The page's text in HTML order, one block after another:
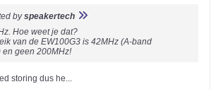
byspeakertech
Hoe weet je dat?
van de EW100G3 is 42MHz (A-band
en geen 200MHz!
storing dus he...